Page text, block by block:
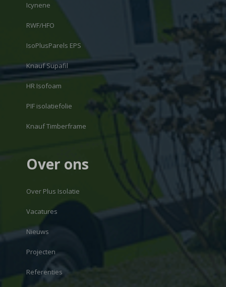
Icynene
RWF/HFO
IsoPlusParels EPS
Knauf Supafil
HR Isofoam
PIF isolatiefolie
Knauf Timberframe
Over ons
Over Plus Isolatie
Vacatures
Nieuws
Projecten
Referenties